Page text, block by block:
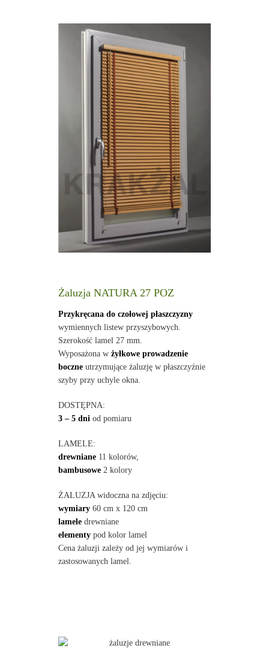
Żaluzja NATURA 27 POZ
Przykręcana do czołowej płaszczyzny
wymiennych listew przyszybowych.
Szerokość lamel 27 mm.
Wyposażona w żyłkowe prowadzenie
boczneutrzymujące żaluzję w płaszczyźnie
szyby przy uchyle okna.
DOSTĘPNA:
3 – 5 dni od pomiaru
LAMELE:
drewniane11 kolorów,
bambusowe2 kolory
ŻALUZJA widoczna na zdjęciu:
wymiary60 cm x 120 cm
lameledrewniane
elementypod kolor lamel
Cena żaluzji zależy od jej wymiarów i
zastosowanych lamel.